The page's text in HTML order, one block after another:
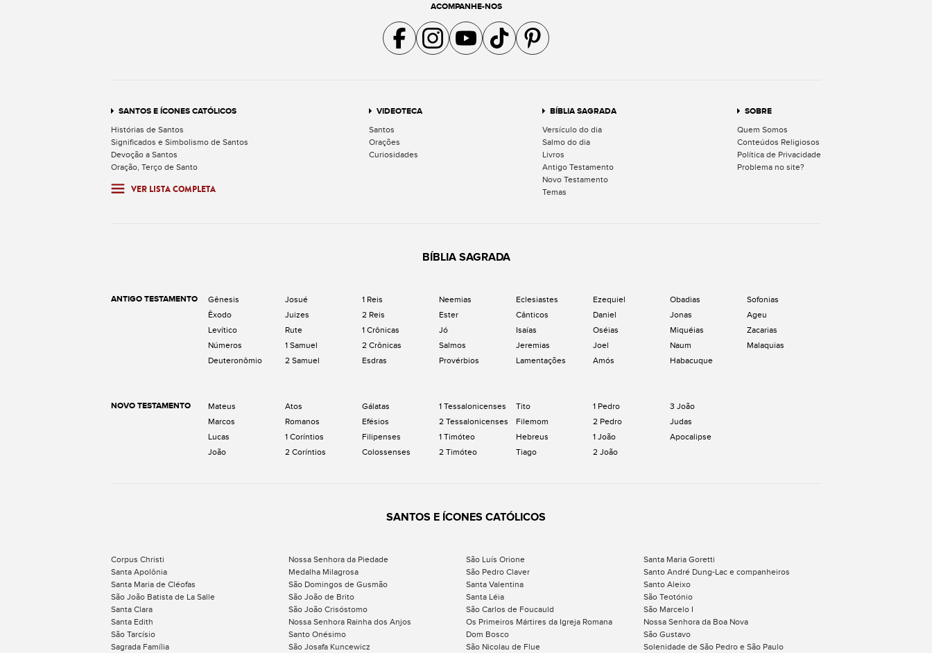
ACOMPANHE-NOS
Acompanhe a gente no Facebook
Acompanhe a gente no Instagram
Acompanhe a gente no YouTube
Acompanhe a gente no TikTok
Acompanhe a gente no Pinterest
SANTOS E ÍCONES CATÓLICOS
Histórias de Santos
Significados e Simbolismo de Santos
Devoção a Santos
Oração, Terço de Santo
VER LISTA COMPLETA
VIDEOTECA
Santos
Orações
Curiosidades
BÍBLIA SAGRADA
Versículo do dia
Salmo do dia
Livros
Antigo Testamento
Novo Testamento
Temas
SOBRE
Quem Somos
Conteúdos Religiosos
Política de Privacidade
Problema no site?
BÍBLIA SAGRADA
ANTIGO TESTAMENTO
Gênesis
Êxodo
Levítico
Números
Deuteronômio
Josué
Juizes
Rute
1 Samuel
2 Samuel
1 Reis
2 Reis
1 Crônicas
2 Crônicas
Esdras
Neemias
Ester
Jó
Salmos
Provérbios
Eclesiastes
Cânticos
Isaías
Jeremias
Lamentações
Ezequiel
Daniel
Oséias
Joel
Amós
Obadias
Jonas
Miquéias
Naum
Habacuque
Sofonias
Ageu
Zacarias
Malaquias
NOVO TESTAMENTO
Mateus
Marcos
Lucas
João
Atos
Romanos
1 Coríntios
2 Coríntios
Gálatas
Efésios
Filipenses
Colossenses
1 Tessalonicenses
2 Tessalonicenses
1 Timóteo
2 Timóteo
Tito
Filemom
Hebreus
Tiago
1 Pedro
2 Pedro
1 João
2 João
3 João
Judas
Apocalipse
SANTOS E ÍCONES CATÓLICOS
Corpus Christi Nossa Senhora da Piedade São Luís Orione
Santa Maria Goretti
Santa Apolônia
Medalha Milagrosa São Pedro Claver
Santo André Dung-Lac e companheiros
Santa Maria de Cléofas
São Domingos de Gusmão Santa Valentina
Santo Aleixo
São João Batista de La Salle
São João de Brito Santa Léia
São Teotónio
Santa Clara
São João Crisóstomo São Carlos de Foucauld
São Marcelo I
Santa Edith
Nossa Senhora Rainha dos Anjos Os Primeiros Mártires da Igreja Romana
Nossa Senhora da Boa Nova
São Tarcísio
Santo Onésimo Dom Bosco
São Gustavo
Sagrada Família
São Josafa Kuncewicz São Nicolau de Flue Solenidade de São Pedro e São Paulo